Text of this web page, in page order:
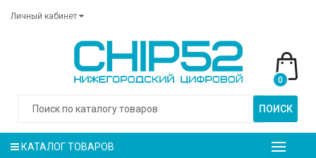
Личный кабинет
ПОИСК
0
КАТАЛОГ ТОВАРОВ